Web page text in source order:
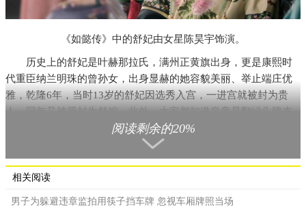
《如懿传》中的舒妃由女星陈昊宇饰演。
历史上的舒妃是叶赫那拉氏，满州正黄旗出身，更是康熙时
代重臣纳兰明珠的曾孙女，出身显赫的她容貌美丽、举止端庄优
雅，乾隆6年，当时13岁的舒妃因选秀入宫，一进宫就被封为贵
人，同年又被册封为舒嫔。此外，大家都知道皇帝是翻绿头牌来
决定由哪位妃子侍寝，而据清宫起居录记载，舒妃的牌子被皇帝
翻到掉漆，必须重新制作，之后更因此反复制作了好几次，看得
出乾隆对她的宠爱程度。
阅读剩余的20%
相关阅读
男子为躲避违章监拍用筷子挡车牌 忽视车厢牌照当场